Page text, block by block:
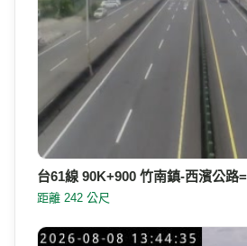
台61線 90K+900 竹南鎮-西濱公路
距離 242 公尺